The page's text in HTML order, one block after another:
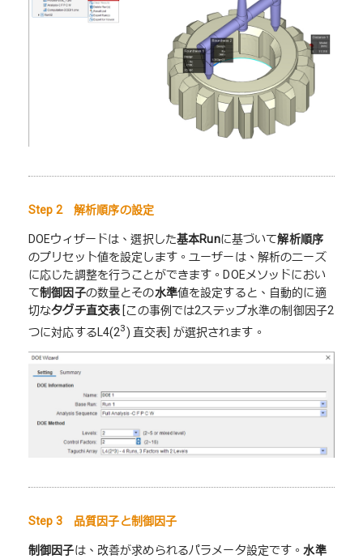
Step 2 解析順序の設定
DOEウィザードは、選択した基本Runに基づいて解析順序
のプリセット値を設定します。ユーザーは、解析のニーズ
に応じた調整を行うことができます。DOEメソッドにおい
て制御因子の数量とその水準値を設定すると、自動的に適
切なタグチ直交表 [この事例では2ステップ水準の制御因子2
つに対応するL4(23) 直交表] が選択されます。
Step 3 品質因子と制御因子
制御因子は、改善が求められるパラメータ設定です。 水準